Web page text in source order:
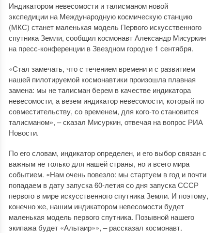
Индикатором невесомости и талисманом новой
экспедиции на Международную космическую станцию
(МКС) станет маленькая модель Первого искусственного
спутника Земли, сообщил космонавт Александр Мисуркин
на пресс-конференции в Звездном городке 1 сентября.
«Стал замечать, что с течением времени и с развитием
нашей пилотируемой космонавтики произошла плавная
замена: мы не талисман берем в качестве индикатора
невесомости, а везем индикатор невесомости, который по
совместительству, со временем, для кого-то становится
талисманом», – сказал Мисуркин, отвечая на вопрос РИА
Новости.
По его словам, индикатор определен, и его выбор связан с
важным не только для нашей страны, но и всего мира
событием. «Нам очень повезло: мы стартуем в год и почти
попадаем в дату запуска 60-летия со дня запуска СССР
первого в мире искусственного спутника Земли. И поэтому,
конечно же, нашим индикатором невесомости будет
маленькая модель первого спутника. Позывной нашего
экипажа будет «Альтаир»», – рассказал космонавт.